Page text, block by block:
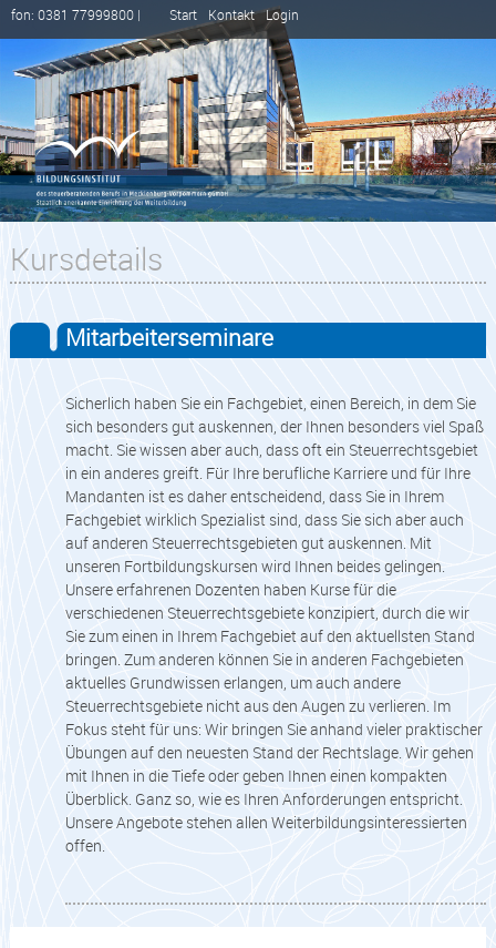
fon: 0381 77999800 | Start Kontakt Login
Kursdetails
Mitarbeiterseminare
Sicherlich haben Sie ein Fachgebiet, einen Bereich, in dem Sie
sich besonders gut auskennen, der Ihnen besonders viel Spaß
macht. Sie wissen aber auch, dass oft ein Steuerrechtsgebiet
in ein anderes greift. Für Ihre berufliche Karriere und für Ihre
Mandanten ist es daher entscheidend, dass Sie in Ihrem
Fachgebiet wirklich Spezialist sind, dass Sie sich aber auch
auf anderen Steuerrechtsgebieten gut auskennen. Mit
unseren Fortbildungskursen wird Ihnen beides gelingen.
Unsere erfahrenen Dozenten haben Kurse für die
verschiedenen Steuerrechtsgebiete konzipiert, durch die wir
Sie zum einen in Ihrem Fachgebiet auf den aktuellsten Stand
bringen. Zum anderen können Sie in anderen Fachgebieten
aktuelles Grundwissen erlangen, um auch andere
Steuerrechtsgebiete nicht aus den Augen zu verlieren. Im
Fokus steht für uns: Wir bringen Sie anhand vieler praktischer
Übungen auf den neuesten Stand der Rechtslage. Wir gehen
mit Ihnen in die Tiefe oder geben Ihnen einen kompakten
Überblick. Ganz so, wie es Ihren Anforderungen entspricht.
Unsere Angebote stehen allen Weiterbildungsinteressierten
offen.